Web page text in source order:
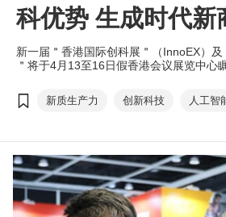
科优势 生成时代
新一届＂香港国际创科展＂（InnoEX）
＂将于4月13至16日假香港会议展览中心
业界间碰撞联动，创造新时代新机会。活
馆」，展出过百项包括由政府不同部门开
新质生产力 创新科技 人工智